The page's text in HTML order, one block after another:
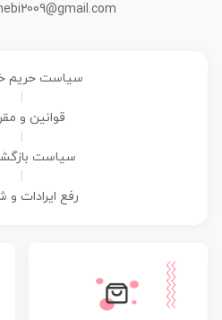
سیاست حریم
قوانین و
سیاست
رفع ایرادات و